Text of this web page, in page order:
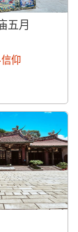
五月
仰